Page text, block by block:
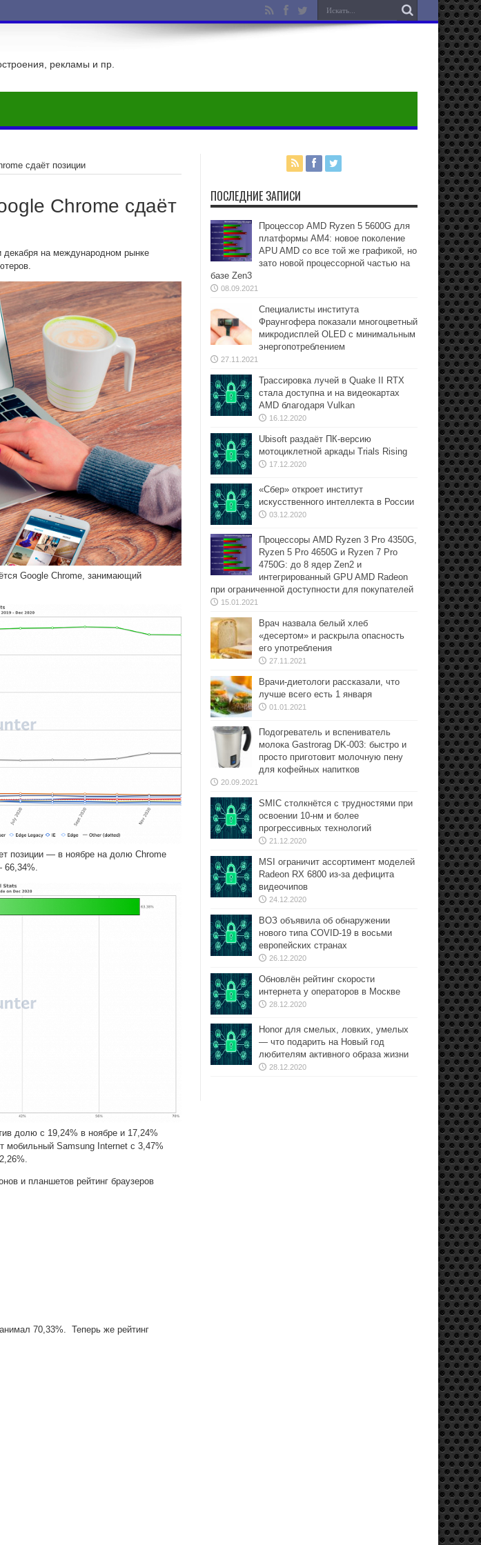
рекламы и пр.
сдаёт позиции
Chrome сдаёт
декабря на международном рынке
Google Chrome, занимающий
позиции — в ноябре на долю Chrome
66,34%.
долю с 19,24% в ноябре и 17,24%
мобильный Samsung Internet с 3,47%
и планшетов рейтинг браузеров
70,33%. Теперь же рейтинг
ПОСЛЕДНИЕ ЗАПИСИ
Процессор AMD Ryzen 5 5600G для
платформы АМ4: новое поколение
APU AMD со все той же графикой, но
зато новой процессорной частью на
базе Zen3
08.09.2021
Специалисты института
Фраунгофера показали многоцветный
микродисплей OLED с минимальным
энергопотреблением
27.11.2021
Трассировка лучей в Quake II RTX
стала доступна и на видеокартах
AMD благодаря Vulkan
16.12.2020
Ubisoft раздаёт ПК-версию
мотоциклетной аркады Trials Rising
17.12.2020
«Сбер» откроет институт
искусственного интеллекта в России
03.12.2020
Процессоры AMD Ryzen 3 Pro 4350G,
Ryzen 5 Pro 4650G и Ryzen 7 Pro
4750G: до 8 ядер Zen2 и
интегрированный GPU AMD Radeon
при ограниченной доступности для покупателей
15.01.2021
Врач назвала белый хлеб
«десертом» и раскрыла опасность
его употребления
27.11.2021
Врачи-диетологи рассказали, что
лучше всего есть 1 января
01.01.2021
Подогреватель и вспениватель
молока Gastrorag DK-003: быстро и
просто приготовит молочную пену
для кофейных напитков
20.09.2021
SMIC столкнётся с трудностями при
освоении 10-нм и более
прогрессивных технологий
21.12.2020
MSI ограничит ассортимент моделей
Radeon RX 6800 из-за дефицита
видеочипов
24.12.2020
ВОЗ объявила об обнаружении
нового типа COVID-19 в восьми
европейских странах
26.12.2020
Обновлён рейтинг скорости
интернета у операторов в Москве
28.12.2020
Honor для смелых, ловких, умелых
— что подарить на Новый год
любителям активного образа жизни
28.12.2020